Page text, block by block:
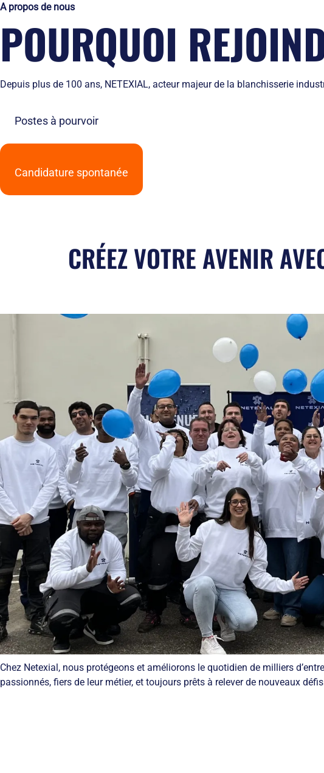
A propos de nous
POURQUOI
Depuis plus de 100 ans, NETEXIAL, acteur majeur de la blanchisserie
Postes à pourvoir
Candidature spontanée
CRÉEZ VOTRE AVENIR
Chez Netexial, nous protégeons et améliorons le quotidien de milliers
passionnés, fiers de leur métier, et toujours prêts à relever de nouveaux